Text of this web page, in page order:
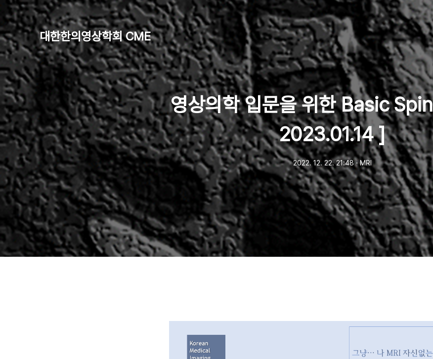
대한한의영상학회 CME
영상의학 입문을 위한 Basic
2023.01.14 ]
2022. 12. 22. 21:48 ㆍMRI